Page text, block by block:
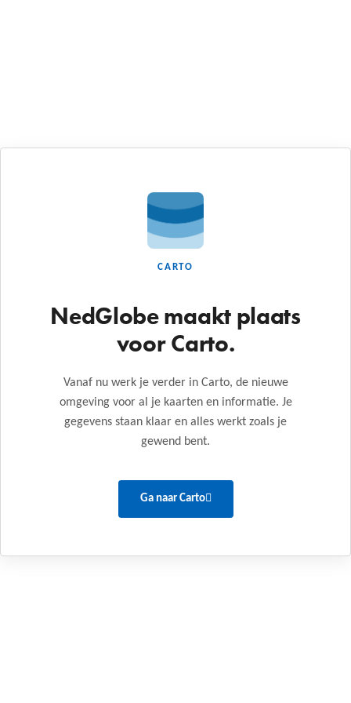
CARTO
NedGlobe maakt plaats
voor Carto.
Vanaf nu werk je verder in Carto, de nieuwe
omgeving voor al je kaarten en informatie. Je
gegevens staan klaar en alles werkt zoals je
gewend bent.
Ga naar Carto